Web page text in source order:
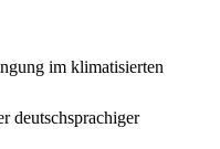
im klimatisierten
deutschsprachiger